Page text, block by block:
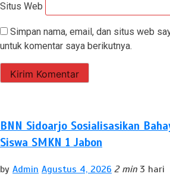
Situs Web
Simpan nama, email, dan situs web
untuk komentar saya berikutnya.
BNN Sidoarjo Sosialisasikan
Siswa SMKN 1 Jabon
by Admin Agustus 4, 2026 2 min 3 hari